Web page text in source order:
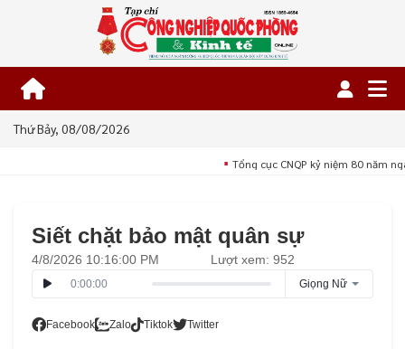
Thứ Bảy, 08/08/2026
■ Tổng cục CNQP kỷ niệm 80 năm
Siết chặt bảo mật quân sự
4/8/2026 10:16:00 PM
0:00:00 Giọng Nữ
Lượt xem: 952
Facebook Zalo Tiktok Twitter